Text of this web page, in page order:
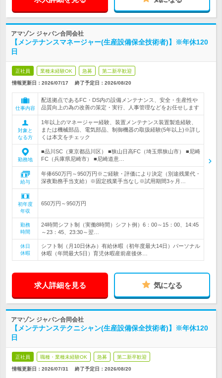
アマゾン ジャパン合同会社
【メンテナンスマネージャー(生産設備保全技術者)】※年休120
日
正社員 業種未経験OK 急募 第二新卒歓迎
情報更新日：2026/07/17 終了予定日： 2026/08/20
仕事内容
配送拠点であるFC・DS内の設備メンテナンス、安全・生産性や
品質向上の為の改善の策定・実行、人事管理などをお任せします
対象と
なる方
1年以上のマネージャー経験、装置メンテナンス装置製造経験、
または機械部品、電気部品、制御機器の取扱経験(5年以上)※詳し
くは本文をチェック
勤務地
■品川SC（東京都品川区） ■狭山日高FC（埼玉県狭山市） ■尼崎
FC（兵庫県尼崎市） ■尼崎道意…
給与
年俸650万円～950万円※ご経験・評価により決定（別途残業代・
深夜勤務手当支給）※固定残業手当なし※試用期間3ヶ月…
初年度
年収
650万円～950万円
勤務
時間
24時間シフト制（実働8時間）シフト例）6：00～15：00、14:45
～23：45、23:30～翌…
休日
休暇
シフト制（月10日休み）有給休暇（初年度最大14日）パーソナル
休暇（年間最大5日）育児休暇産前産後休…
求人詳細を見る 気になる
アマゾン ジャパン合同会社
【メンテナンステクニシャン(生産設備保全技術者)】※年休120
日
正社員 職種・業種未経験OK 急募 第二新卒歓迎
情報更新日：2026/07/31 終了予定日： 2026/08/20